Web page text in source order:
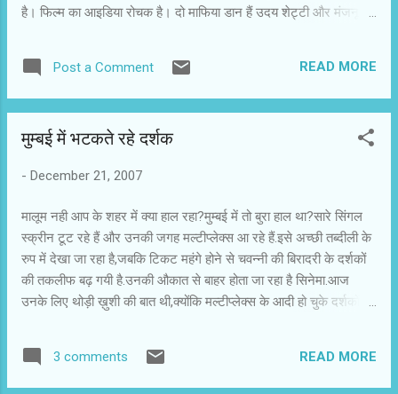
है। फिल्म का आइडिया रोचक है। दो माफिया डान हैं उदय शेट्टी और मंजनू।
उनके परिवार से रिश्तेदारी नहीं चाहता। तीन संयोग बनते हैं। तीनों ही संयोगों में
संजना और राजीव की जोड़ी बनती है। पहले संयोग में मंजनू को राजीव पसंद
और संजना के बीच प्यार हो जाता है। तीसरे संयोग में मामा को राजीव के लिए
इतना लंबा खींचा कि फिल्म कमजोर पड़ जाती है। हंसी पैदा करने के लिए जोड़ी
पातीं। वेलकम बिखरी हुई कामेडी ...
Post a Comment READ MORE
मुम्बई में भटकते रहे दर्शक
- December 21, 2007
मालूम नही आप के शहर में क्या हाल रहा?मुम्बई में तो बुरा हाल था?सारे सिंगल
स्क्रीन टूट रहे हैं और उनकी जगह मल्टीप्लेक्स आ रहे हैं.इसे अच्छी तब्दीली के
रुप में देखा जा रहा है,जबकि टिकट महंगे होने से चवन्नी की बिरादरी के दर्शकों
की तकलीफ बढ़ गयी है.उनकी औकात से बाहर होता जा रहा है सिनेमा.आज
उनके लिए थोड़ी ख़ुशी की बात थी,क्योंकि मल्टीप्लेक्स के आदी हो चुके दर्शकों को
के बीच मुनाफे की बाँट का मामला आज दोपहर तक नहीं सुलझ पाने के कारण
किसी भी मल्टीप्लेक्स में तारे ज़मीन पर और वेलकम नहीं लगी.चूंकि पीवीआर के
बिजली बंधु तारे ज़मीन पर के सहयोगी निर्माता थे,इसलिए उनके मल्टीप्लेक्स में
3 comments READ MORE